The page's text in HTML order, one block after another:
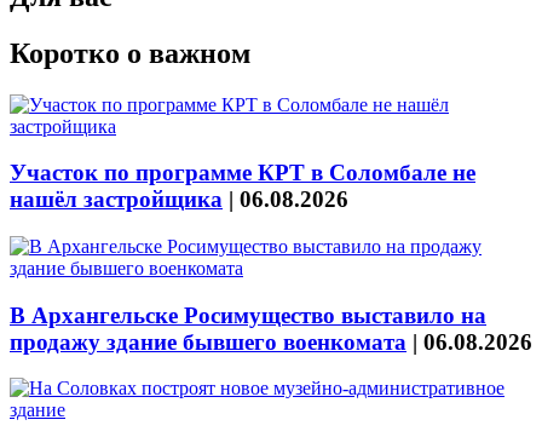
Коротко о важном
Участок по программе КРТ в Соломбале не
нашёл застройщика | 06.08.2026
В Архангельске Росимущество выставило на
продажу здание бывшего военкомата | 06.08.2026